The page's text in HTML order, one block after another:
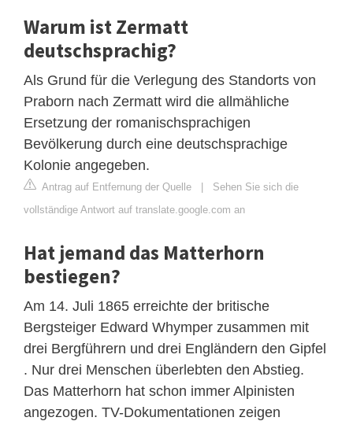
Warum ist Zermatt
deutschsprachig?
Als Grund für die Verlegung des Standorts von
Praborn nach Zermatt wird die allmähliche
Ersetzung der romanischsprachigen
Bevölkerung durch eine deutschsprachige
Kolonie angegeben.
Antrag auf Entfernung der Quelle | Sehen Sie sich die
vollständige Antwort auf translate.google.com an
Hat jemand das Matterhorn
bestiegen?
Am 14. Juli 1865 erreichte der britische
Bergsteiger Edward Whymper zusammen mit
drei Bergführern und drei Engländern den Gipfel
. Nur drei Menschen überlebten den Abstieg.
Das Matterhorn hat schon immer Alpinisten
angezogen. TV-Dokumentationen zeigen